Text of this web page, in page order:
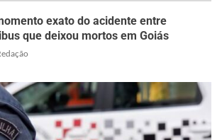
exato do acidente entre
que deixou mortos em Goiás